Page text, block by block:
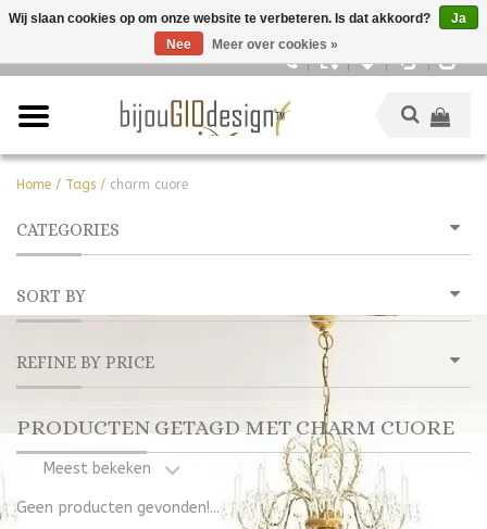
Home / Tags / charm cuore
CATEGORIES
SORT BY
REFINE BY PRICE
PRODUCTEN GETAGD MET CHARM CUORE
Meest bekeken
Geen producten gevonden!...
Wij slaan cookies op om onze website te verbeteren. Is dat akkoord?
Ja
Nee
Meer over cookies »